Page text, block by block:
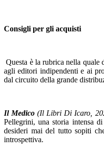
Consigli per gli acquisti
Questa è la rubrica nella quale
agli editori indipendenti e ai
dal circuito della grande
Il Medico (Il Libri Di Icaro,
Pellegrini, una storia intensa
desideri mai del tutto sopiti
introspettiva.